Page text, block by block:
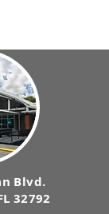
Blvd.
32792